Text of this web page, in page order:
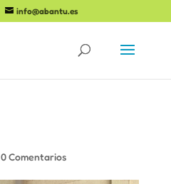
info@abantu.es
0 Comentarios